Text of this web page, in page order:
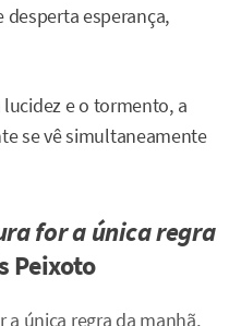
esperança,
lucidez e o tormento, a
se vê simultaneamente
for a única regra
Peixoto
única regra da manhã,